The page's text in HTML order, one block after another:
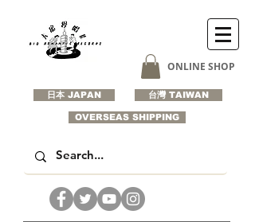
日本 JAPAN
ONLINE SHOP
台灣 TAIWAN
OVERSEAS SHIPPING